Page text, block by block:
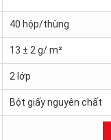
40 hộp/thùng
13 ± 2 g/ m²
2 lớp
Bột giấy nguyên chất